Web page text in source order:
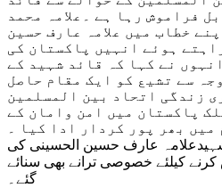
فراموش رہا ہے ۔علامہ محمد
خطاب میں علامہ عارف حسین
ہوئے انہیں پاکستان کی
نے کہا کہ قائد شہید کے
سے تشیع کو ایک مقام حاصل
زندگی اتحاد بین المسلمین
پاکستان میں امن وامان کے
میں بھر پور کردار ادا کیا ۔
عارف حسین الحسینی کی
کیلئے خصوصی ترانے بھی سنائے
گئے۔